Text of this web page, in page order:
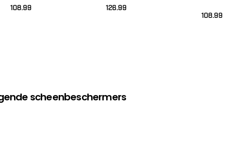
– Zwart
108.99
Zwart
126.99
Wit
108.99
scheenbeschermers